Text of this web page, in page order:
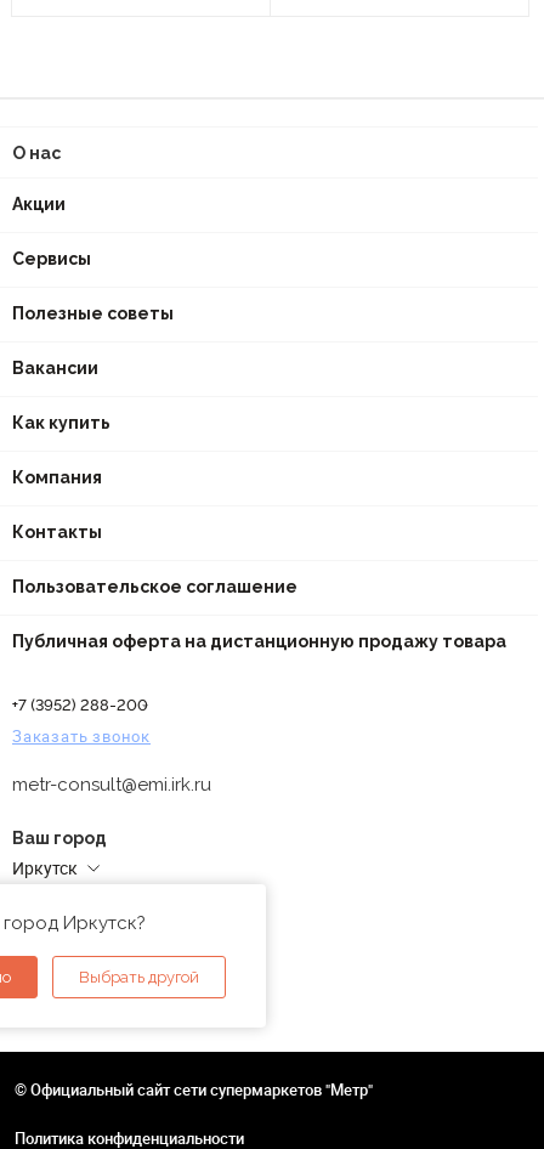
О нас
Акции
Сервисы
Полезные советы
Вакансии
Как купить
Компания
Контакты
Пользовательское соглашение
Публичная оферта на дистанционную продажу товара
+7 (3952) 288-200
Заказать звонок
metr-consult@emi.irk.ru
Ваш город
Иркутск
Иркутск?
Выбрать другой
© Официальный сайт сети супермаркетов "Метр"
Политика конфиденциальности